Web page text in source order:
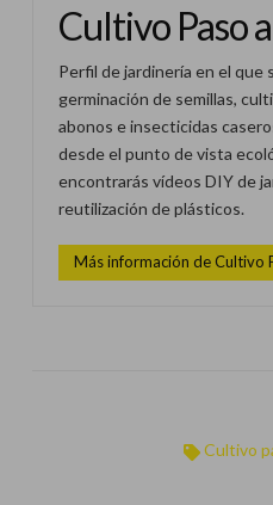
Cultivo Paso
Perfil de jardinería en el que
germinación de semillas,
abonos e insecticidas
desde el punto de vista
encontrarás vídeos DIY de
reutilización de plásticos.
Más información de Cultivo
Cultivo